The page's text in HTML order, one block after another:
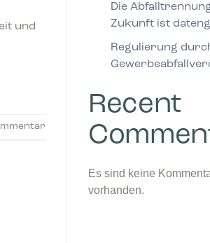
und
Die
Zukunft ist
Regulierung
Recent
Es sind keine
vorhanden.